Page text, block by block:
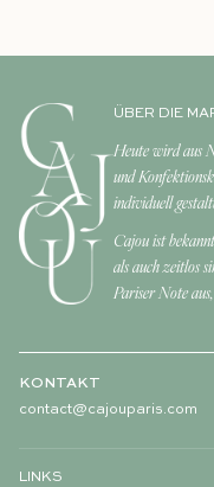
ÜBER DIE
Heute wird aus
und
individuell
Cajou ist
als auch zeitlos
Pariser Note
KONTAKT
contact@cajouparis.com
LINKS